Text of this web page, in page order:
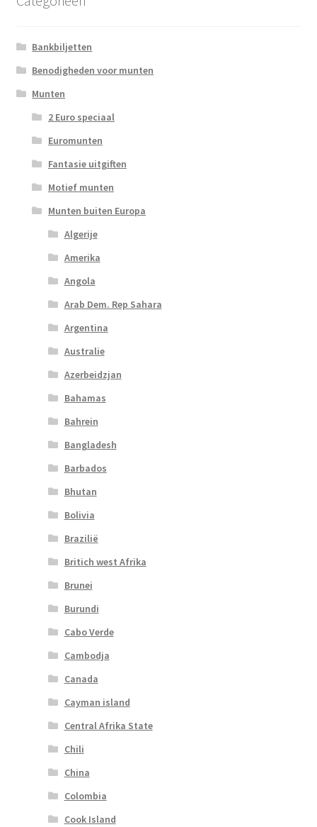
Bankbiljetten
Benodigheden voor munten
Munten
2 Euro speciaal
Euromunten
Fantasie uitgiften
Motief munten
Munten buiten Europa
Algerije
Amerika
Angola
Arab Dem. Rep Sahara
Argentina
Australie
Azerbeidzjan
Bahamas
Bahrein
Bangladesh
Barbados
Bhutan
Bolivia
Brazilië
Britich west Afrika
Brunei
Burundi
Cabo Verde
Cambodja
Canada
Cayman island
Central Afrika State
Chili
China
Colombia
Cook Island